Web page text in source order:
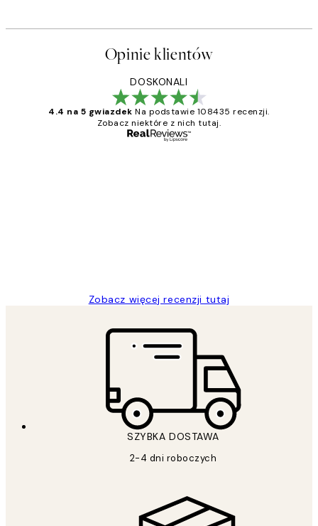
Opinie klientów
DOSKONALI
4.4 na 5 gwiazdek Na podstawie 108435 recenzji.
Zobacz niektóre z nich tutaj.
Zobacz więcej recenzji tutaj
SZYBKA DOSTAWA
2-4 dni roboczych